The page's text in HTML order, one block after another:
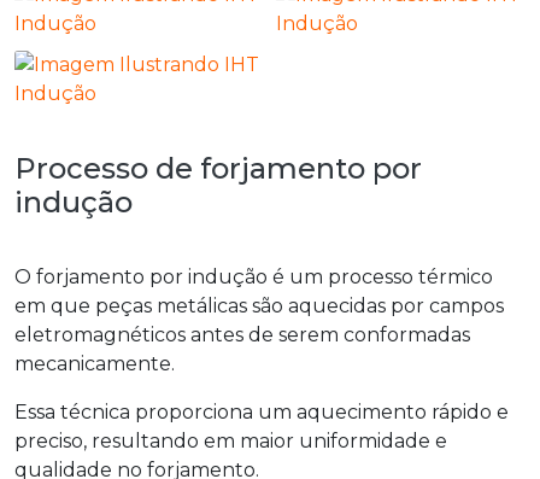
Processo de forjamento por
indução
O forjamento por indução é um processo térmico
em que peças metálicas são aquecidas por campos
eletromagnéticos antes de serem conformadas
mecanicamente.
Essa técnica proporciona um aquecimento rápido e
preciso, resultando em maior uniformidade e
qualidade no forjamento.